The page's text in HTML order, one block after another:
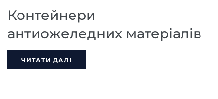
Контейнери
антиожеледних матеріалів
ЧИТАТИ ДАЛІ